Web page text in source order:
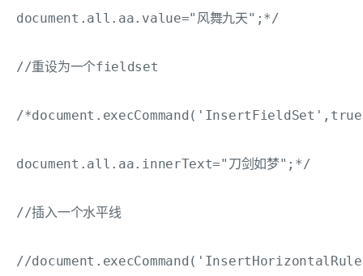
document.all.aa.value="风舞九天";*/
//重设为一个fieldset
/
document.all.aa.innerText="刀剑如梦";*/
//插入一个水平线
//